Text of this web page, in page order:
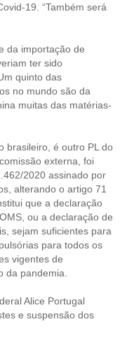
19. “Também será
da importação de
ter sido
quinto das
no mundo são da
muitas das matérias-
brasileiro, é outro PL do
externa, foi
2020 assinado por
alterando o artigo 71
que a declaração
ou a declaração de
sejam suficientes para
para todos os
vigentes de
da pandemia.
Alice Portugal
e suspensão dos